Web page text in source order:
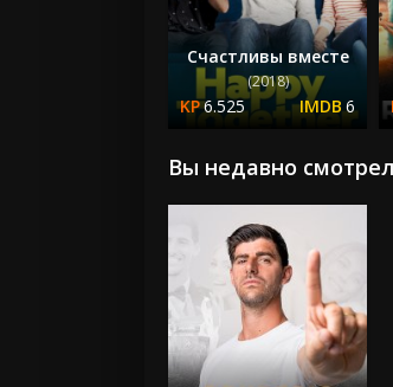
Счастливы вместе
(2018)
6.525 6
Вы недавно